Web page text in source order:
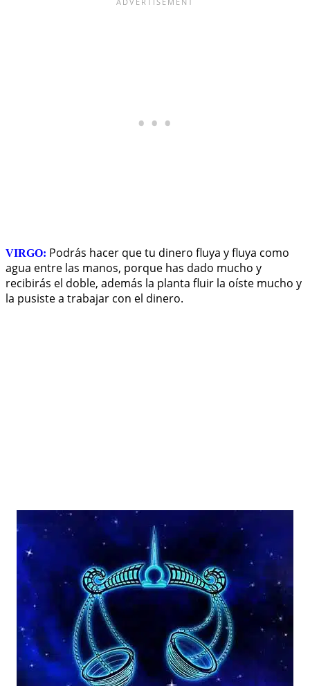
VIRGO: Podrás hacer que tu dinero fluya y fluya como
agua entre las manos, porque has dado mucho y
recibirás el doble, además la planta fluir la oíste mucho y
la pusiste a trabajar con el dinero.